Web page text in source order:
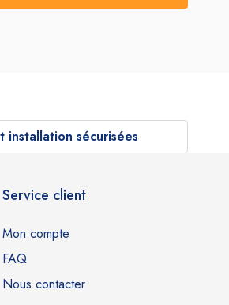
installation sécurisées
Service client
Mon compte
FAQ
Nous contacter